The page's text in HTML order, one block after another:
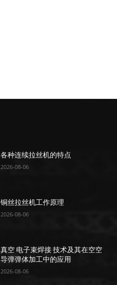
各种连续拉丝机的特点
2026-08-06
铜丝拉丝机工作原理
2026-08-06
真空 电子束焊接 技术及其在空空
导弹弹体加工中的应用
2026-08-06